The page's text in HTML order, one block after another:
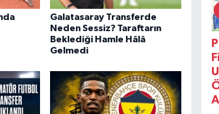
Galatasaray Transferde
Neden Sessiz? Taraftarın
Beklediği Hamle Hâlâ
Gelmedi